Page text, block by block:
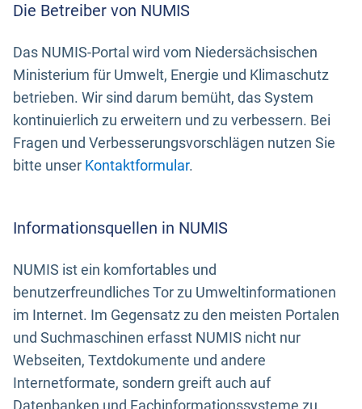
Die Betreiber von NUMIS
Das NUMIS-Portal wird vom Niedersächsischen
Ministerium für Umwelt, Energie und Klimaschutz
betrieben. Wir sind darum bemüht, das System
kontinuierlich zu erweitern und zu verbessern. Bei
Fragen und Verbesserungsvorschlägen nutzen Sie
bitte unser Kontaktformular.
Informationsquellen in NUMIS
NUMIS ist ein komfortables und
benutzerfreundliches Tor zu Umweltinformationen
im Internet. Im Gegensatz zu den meisten Portalen
und Suchmaschinen erfasst NUMIS nicht nur
Webseiten, Textdokumente und andere
Internetformate, sondern greift auch auf
Datenbanken und Fachinformationssysteme zu.